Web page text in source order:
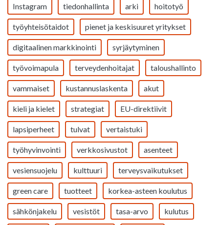
Instagram tiedonhallinta arki hoitotyö
työyhteisötaidot pienet ja keskisuuret yritykset
digitaalinen markkinointi syrjäytyminen
työvoimapula terveydenhoitajat taloushallinto
vammaiset kustannuslaskenta akut
kieli ja kielet strategiat EU-direktiivit
lapsiperheet tulvat vertaistuki
työhyvinvointi verkkosivustot asenteet
vesiensuojelu kulttuuri terveysvaikutukset
green care tuotteet korkea-asteen koulutus
sähkönjakelu vesistöt tasa-arvo kulutus